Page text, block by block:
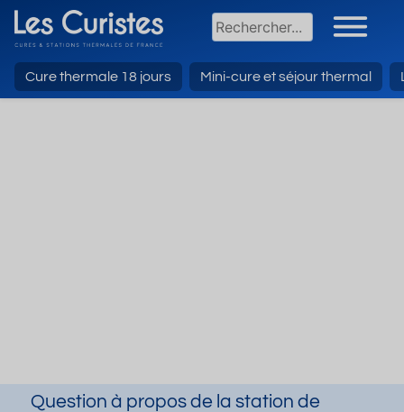
Cure thermale 18 jours Mini-cure et séjour thermal
Question à propos de la station de